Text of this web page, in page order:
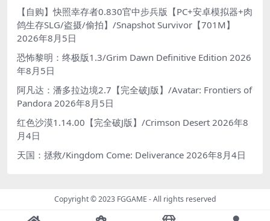
【自购】快照幸存者0.830官中步兵版【PC+安卓模拟器+肉
鸽生存SLG/盗摄/偷拍】/Snapshot Survivor【701M】
2026年8月5日
恐怖黎明：终极版1.3/Grim Dawn Definitive Edition 2026
年8月5日
阿凡达：潘多拉边境2.7【完全破J版】/Avatar: Frontiers of
Pandora 2026年8月5日
红色沙漠1.14.00【完全破J版】/Crimson Desert 2026年8
月4日
天国：拯救/Kingdom Come: Deliverance 2026年8月4日
Copyright © 2023 FGGAME - All rights reserved